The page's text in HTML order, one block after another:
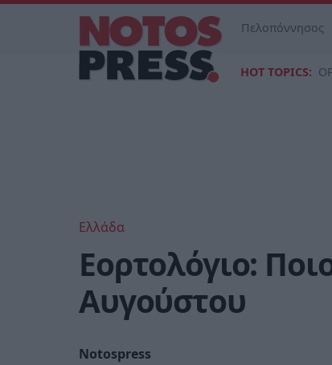
Πελοπόννησος
HOT TOPICS:
Ελλάδα
Εορτολόγιο:
Αυγούστου
Notospress